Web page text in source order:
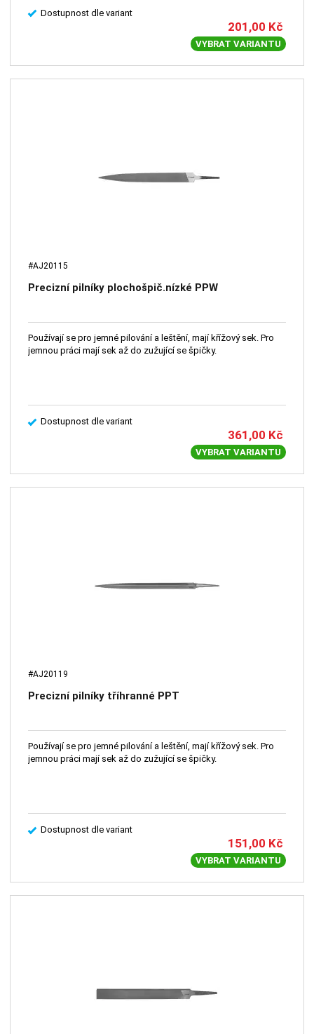
Dostupnost dle variant
201,00 Kč
VYBRAT VARIANTU
#AJ20115
Precizní pilníky plochošpič.nízké PPW
Používají se pro jemné pilování a leštění, mají křížový sek. Pro
jemnou práci mají sek až do zužující se špičky.
Dostupnost dle variant
361,00 Kč
VYBRAT VARIANTU
#AJ20119
Precizní pilníky tříhranné PPT
Používají se pro jemné pilování a leštění, mají křížový sek. Pro
jemnou práci mají sek až do zužující se špičky.
Dostupnost dle variant
151,00 Kč
VYBRAT VARIANTU